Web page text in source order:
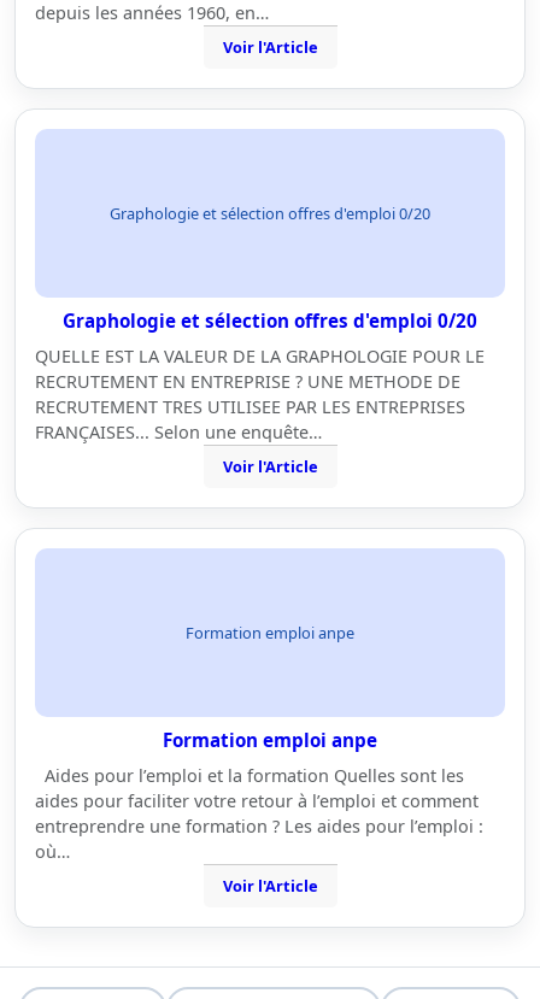
depuis les années 1960, en…
Voir l'Article
Graphologie et sélection offres d'emploi 0/20
Graphologie et sélection offres d'emploi 0/20
QUELLE EST LA VALEUR DE LA GRAPHOLOGIE POUR LE
RECRUTEMENT EN ENTREPRISE ? UNE METHODE DE
RECRUTEMENT TRES UTILISEE PAR LES ENTREPRISES
FRANÇAISES... Selon une enquête…
Voir l'Article
Formation emploi anpe
Formation emploi anpe
Aides pour l’emploi et la formation Quelles sont les
aides pour faciliter votre retour à l’emploi et comment
entreprendre une formation ? Les aides pour l’emploi :
où…
Voir l'Article